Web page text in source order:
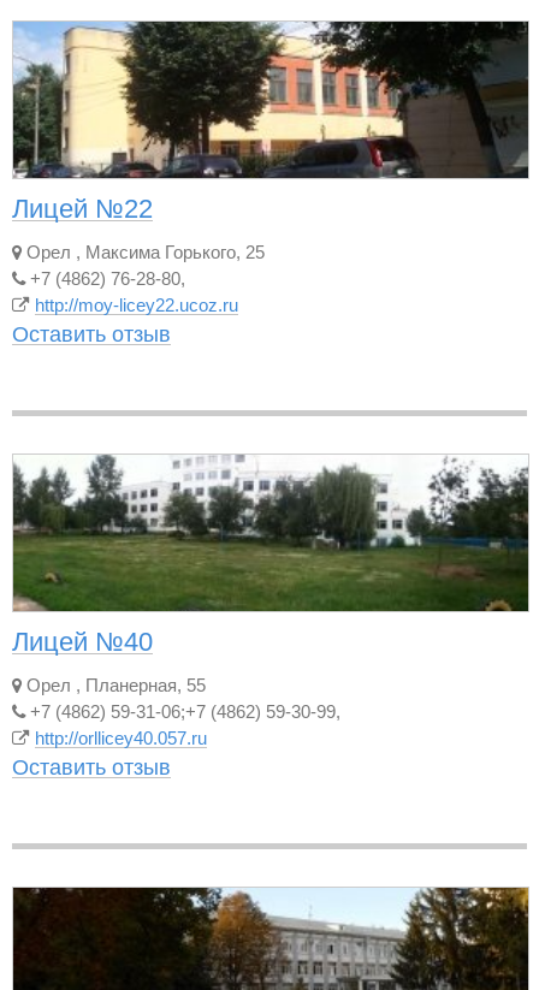
Лицей №22
Орел , Максима Горького, 25
+7 (4862) 76-28-80,
http://moy-licey22.ucoz.ru
Оставить отзыв
Лицей №40
Орел , Планерная, 55
+7 (4862) 59-31-06;+7 (4862) 59-30-99,
http://orllicey40.057.ru
Оставить отзыв